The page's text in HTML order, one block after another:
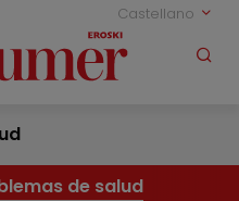
Castellano
de salud